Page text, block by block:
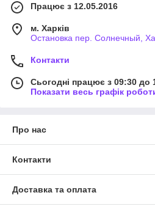
Працює з 12.05.2016
м. Харків
Остановка пер. Солнечный,
Контакти
Сьогодні працює з 09:30 до
Показати весь графік
Про нас
Контакти
Доставка та оплата